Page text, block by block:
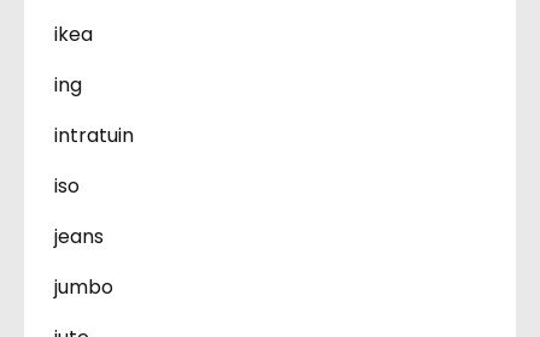
ikea
ing
intratuin
iso
jeans
jumbo